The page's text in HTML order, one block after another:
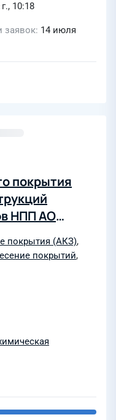
10:18
заявок 14 июля
покрытия
НПП АО
покрытия (АКЗ),
покрытий,